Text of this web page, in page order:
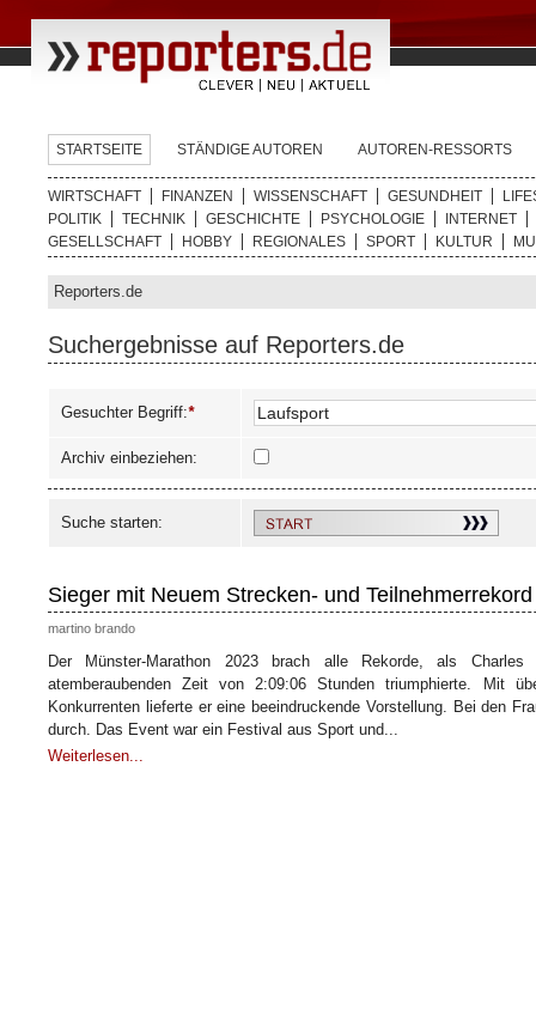
STARTSEITE STÄNDIGE AUTOREN AUTOREN-RESSORTS
WIRTSCHAFT FINANZEN WISSENSCHAFT GESUNDHEIT
POLITIK
TECHNIK GESCHICHTE PSYCHOLOGIE
INTERNET
GESELLSCHAFT
HOBBY REGIONALES SPORT KULTUR
Reporters.de
Suchergebnisse auf Reporters.de
Gesuchter Begriff:*
Archiv einbeziehen:
Suche starten:
Sieger mit Neuem Strecken- und
martino brando
Der Münster-Marathon 2023 brach alle Rekorde, als
atemberaubenden Zeit von 2:09:06 Stunden triumphierte. Mit
Konkurrenten lieferte er eine beeindruckende Vorstellung. Bei den
durch. Das Event war ein Festival aus Sport und...
Weiterlesen...